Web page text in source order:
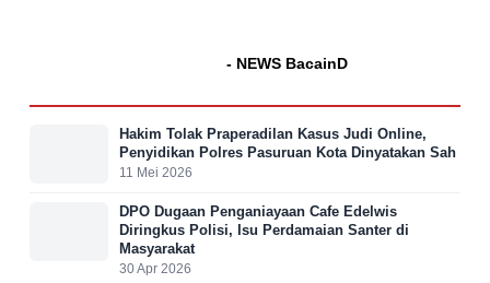
- NEWS BacainD
Hakim Tolak Praperadilan Kasus Judi Online,
Penyidikan Polres Pasuruan Kota Dinyatakan Sah
11 Mei 2026
DPO Dugaan Penganiayaan Cafe Edelwis
Diringkus Polisi, Isu Perdamaian Santer di
Masyarakat
30 Apr 2026